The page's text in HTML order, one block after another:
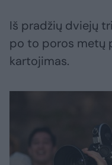
Iš pradžių dviejų
po to poros metų
kartojimas.